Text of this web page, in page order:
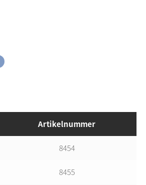
Artikelnummer
8454
8455